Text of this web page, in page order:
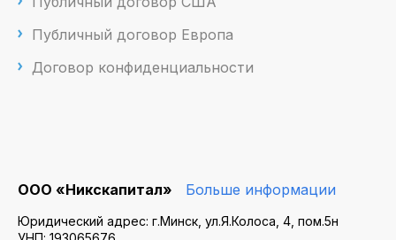
Публичный договор Европа
Договор конфиденциальности
ООО «Никскапитал» Больше информации
Юридический адрес: г.Минск, ул.Я.Колоса, 4, пом.5н